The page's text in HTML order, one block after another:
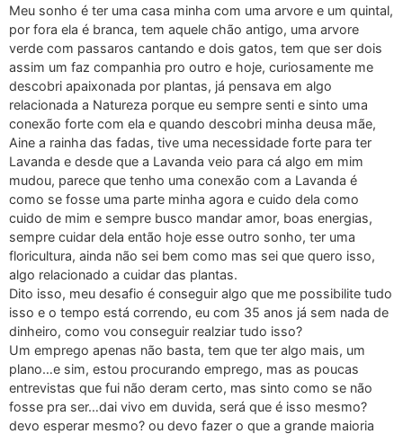
Meu sonho é ter uma casa minha com uma arvore e um quintal,
por fora ela é branca, tem aquele chão antigo, uma arvore
verde com passaros cantando e dois gatos, tem que ser dois
assim um faz companhia pro outro e hoje, curiosamente me
descobri apaixonada por plantas, já pensava em algo
relacionada a Natureza porque eu sempre senti e sinto uma
conexão forte com ela e quando descobri minha deusa mãe,
Aine a rainha das fadas, tive uma necessidade forte para ter
Lavanda e desde que a Lavanda veio para cá algo em mim
mudou, parece que tenho uma conexão com a Lavanda é
como se fosse uma parte minha agora e cuido dela como
cuido de mim e sempre busco mandar amor, boas energias,
sempre cuidar dela então hoje esse outro sonho, ter uma
floricultura, ainda não sei bem como mas sei que quero isso,
algo relacionado a cuidar das plantas.
Dito isso, meu desafio é conseguir algo que me possibilite tudo
isso e o tempo está correndo, eu com 35 anos já sem nada de
dinheiro, como vou conseguir realziar tudo isso?
Um emprego apenas não basta, tem que ter algo mais, um
plano…e sim, estou procurando emprego, mas as poucas
entrevistas que fui não deram certo, mas sinto como se não
fosse pra ser…dai vivo em duvida, será que é isso mesmo?
devo esperar mesmo? ou devo fazer o que a grande maioria